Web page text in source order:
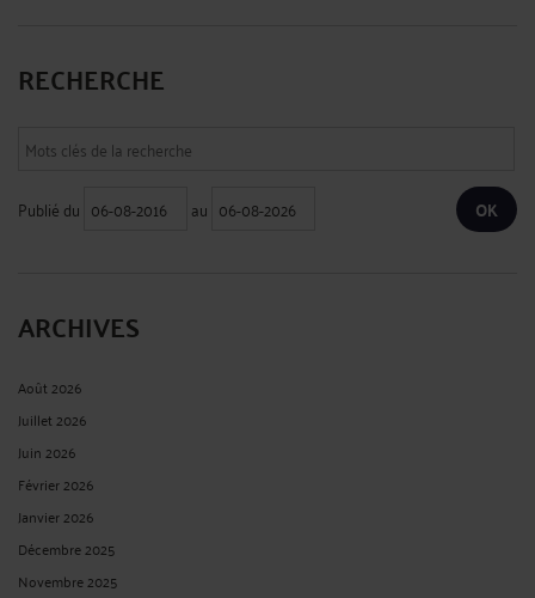
RECHERCHE
Publié du au
ARCHIVES
Août 2026
Juillet 2026
Juin 2026
Février 2026
Janvier 2026
Décembre 2025
Novembre 2025